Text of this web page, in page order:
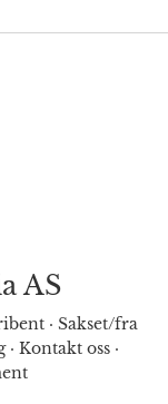
AS
· Sakset/fra
· Kontakt oss·